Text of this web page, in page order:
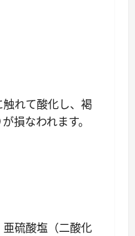
れて酸化し、褐
損なわれます。
硫酸塩（二酸化